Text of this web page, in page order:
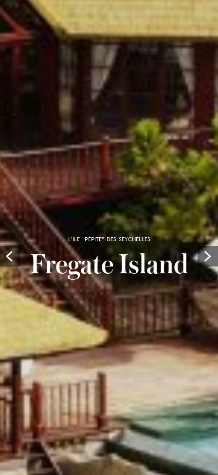
Prev
L'ILE "PÉPITE" DES SEYCHELLES
Fregate Island